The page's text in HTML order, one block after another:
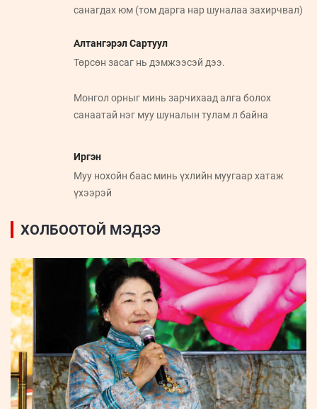
санагдах юм (том дарга нар шуналаа захирчвал)
Алтангэрэл Сартуул
Төрсөн засаг нь дэмжээсэй дээ.
Монгол орныг минь зарчихаад алга болох
санаатай нэг муу шуналын тулам л байна
Иргэн
Муу нохойн баас минь үхлийн муугаар хатаж
үхээрэй
ХОЛБООТОЙ МЭДЭЭ